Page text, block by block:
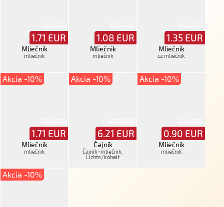
1.71 EUR
Mliečnik
mliečnik
1.08 EUR
Mliečnik
mliečnik
1.35 EUR
Mliečnik
cz mliečnik
Akcia -10%
1.71 EUR
Mliečnik
mliečnik
Akcia -10%
6.21 EUR
Čajník
Čajník+mliečnik,
Lichte/kobalt
Akcia -10%
0.90 EUR
Mliečnik
mliečnik
Akcia -10%